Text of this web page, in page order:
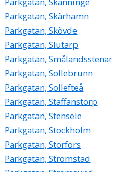
Parkgatan, Skärhamn
Parkgatan, Skövde
Parkgatan, Slutarp
Parkgatan, Smålandsstenar
Parkgatan, Sollebrunn
Parkgatan, Sollefteå
Parkgatan, Staffanstorp
Parkgatan, Stensele
Parkgatan, Stockholm
Parkgatan, Storfors
Parkgatan, Strömstad